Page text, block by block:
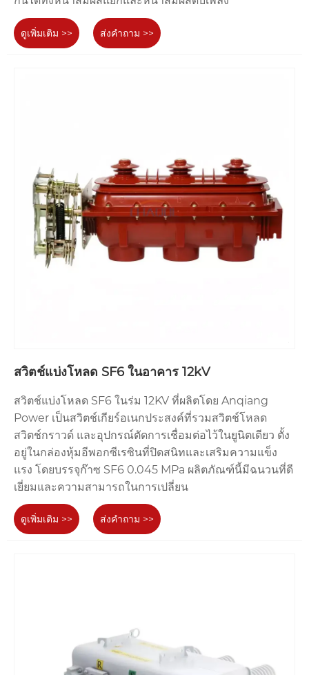
ดูเพิ่มเติม >> ส่งคำถาม >>
สวิตช์แบ่งโหลด SF6 ในอาคาร 12kV
สวิตช์แบ่งโหลด SF6 ในร่ม 12KV ที่ผลิตโดย Anqiang
Power เป็นสวิตช์เกียร์อเนกประสงค์ที่รวมสวิตช์โหลด
สวิตช์กราวด์ และอุปกรณ์ตัดการเชื่อมต่อไว้ในยูนิตเดียว ตั้ง
อยู่ในกล่องหุ้มอีพอกซีเรซินที่ปิดสนิทและเสริมความแข็ง
แรง โดยบรรจุก๊าซ SF6 0.045 MPa ผลิตภัณฑ์นี้มีฉนวนที่ดี
เยี่ยมและความสามารถในการเปลี่ยน
ดูเพิ่มเติม >> ส่งคำถาม >>